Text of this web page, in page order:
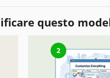
questo
2